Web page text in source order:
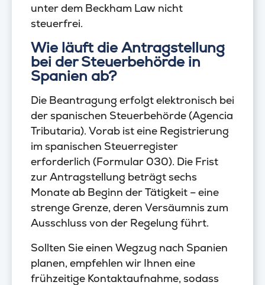
unter dem Beckham Law nicht
steuerfrei.
Wie läuft die Antragstellung
bei der Steuerbehörde in
Spanien ab?
Die Beantragung erfolgt elektronisch bei
der spanischen Steuerbehörde (Agencia
Tributaria). Vorab ist eine Registrierung
im spanischen Steuerregister
erforderlich (Formular 030). Die Frist
zur Antragstellung beträgt sechs
Monate ab Beginn der Tätigkeit – eine
strenge Grenze, deren Versäumnis zum
Ausschluss von der Regelung führt.
Sollten Sie einen Wegzug nach Spanien
planen, empfehlen wir Ihnen eine
frühzeitige Kontaktaufnahme, sodass